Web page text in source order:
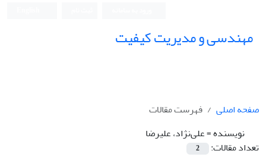
مهندسی و مدیریت کیفیت
صفحه اصلی
فهرست مقالات
نویسنده =علی‌نژاد، علیرضا
تعداد مقالات:
2